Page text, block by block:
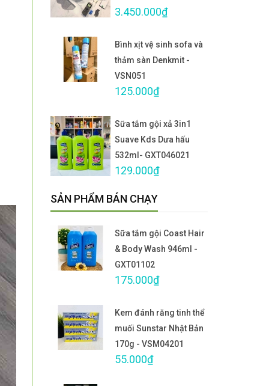
3.450.000₫
Bình xịt vệ sinh sofa và
thảm sàn Denkmit -
VSN051
125.000₫
Sữa tắm gội xả 3in1
Suave Kds Dưa hấu
532ml- GXT046021
129.000₫
SẢN PHẨM BÁN CHẠY
Sữa tắm gội Coast Hair
& Body Wash 946ml -
GXT01102
175.000₫
Kem đánh răng tinh thể
muối Sunstar Nhật Bản
170g - VSM04201
55.000₫